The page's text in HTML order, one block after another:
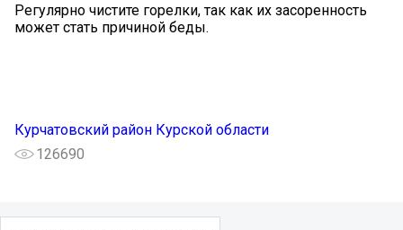
Регулярно чистите горелки, так как их засоренность
может стать причиной беды.
Курчатовский район Курской области
126690